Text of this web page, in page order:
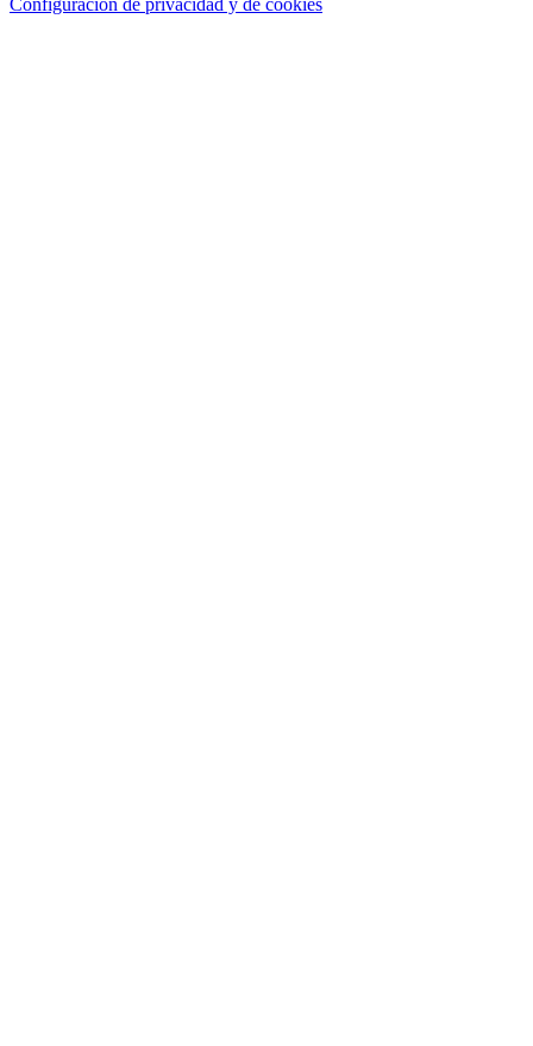
Configuración de privacidad y de cookies